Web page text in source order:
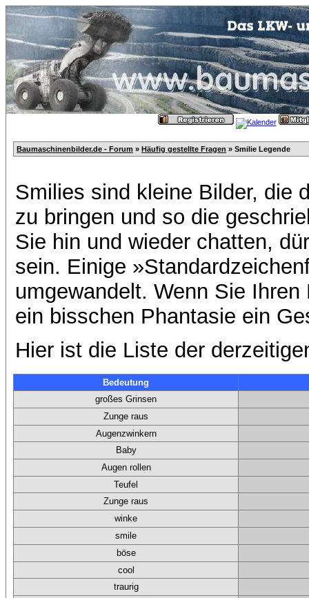
Baumaschinenbilder.de - Forum » Häufig gestellte Fragen » Smilie Legende
Smilies sind kleine Bilder, die
zu bringen und so die
Sie hin und wieder chatten,
sein. Einige
umgewandelt. Wenn Sie
ein bisschen Phantasie ein
Hier ist die Liste der
Bedeutung
großes Grinsen
Zunge raus
Augenzwinkern
Baby
Augen rollen
Teufel
Zunge raus
winke
smile
böse
cool
traurig